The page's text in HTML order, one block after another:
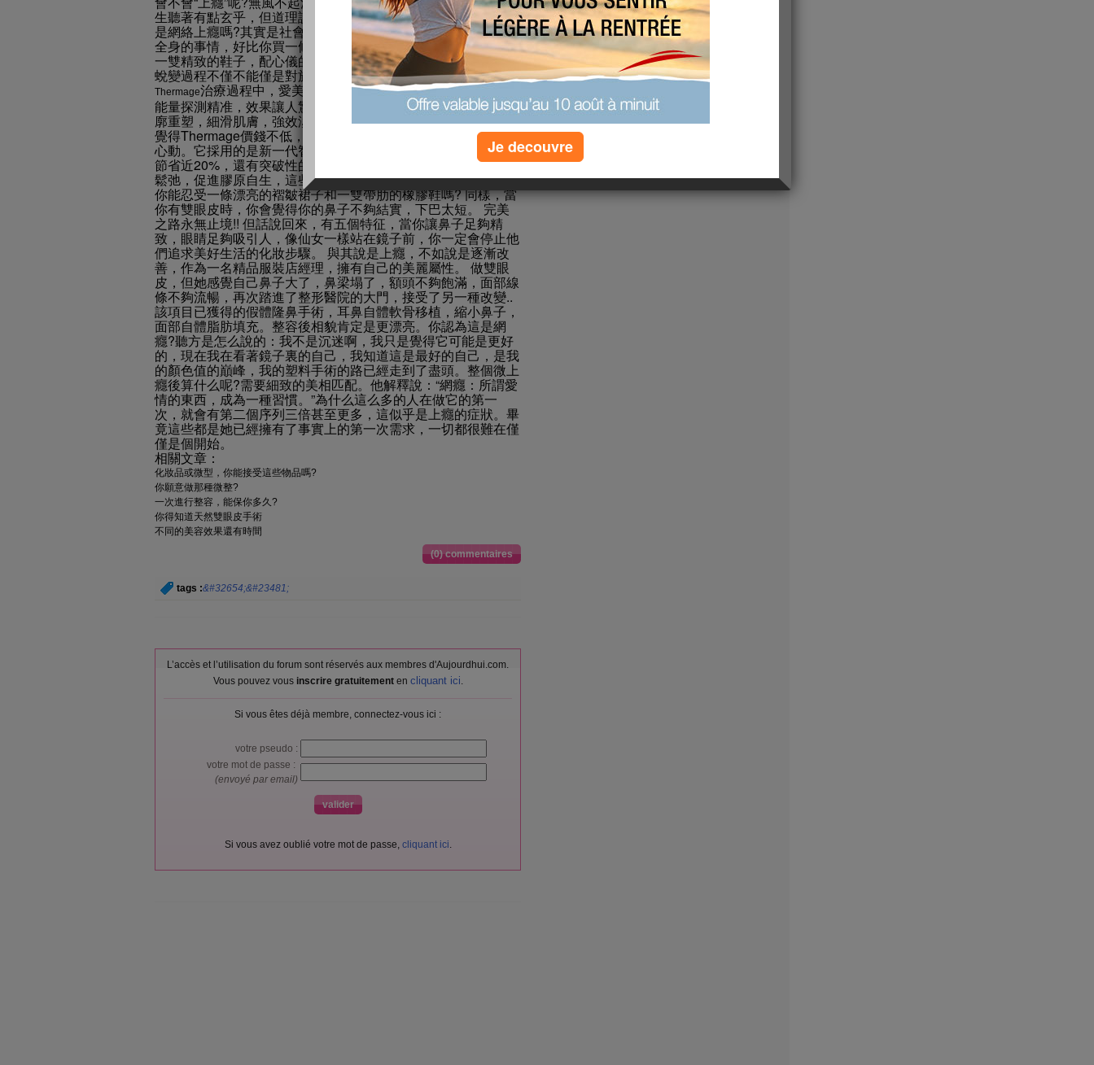
生聽著有點玄乎，但道理說透了就很容易簡單。多次整容行業就
是網絡上癮嗎?其實是社會真的有需求，愛美是應該牽一發而動
全身的事情，好比你買一條漂亮的裙子以及之後，肯定要再搭配
一雙精致的鞋子，配心儀的首飾，做一個新發型，買一個新包。
蛻變過程不僅不能僅是對於一個重要項目管理就可以如你所願。
Thermage治療過程中，愛美者不會有不適感，治療時間快，治療
能量探測精准，效果讓人驚喜，可以緊致提升肌膚，進行3D輪
廓重塑，細滑肌膚，強效淡紋。在不瞭解效果時，很多人或許會
覺得Thermage價錢不低，但在深入了解Thermage後會不知不覺
心動。它採用的是新一代智慧探頭，覆蓋面積廣，治療時間可以
節省近20%，還有突破性的效果，優化肌膚接收能量，改善皮膚
鬆弛，促進膠原自生，這些優點讓愛美者舍得選擇。
你能忍受一條漂亮的褶皺裙子和一雙帶肋的橡膠鞋嗎? 同樣，當
你有雙眼皮時，你會覺得你的鼻子不夠結實，下巴太短。 完美
之路永無止境!! 但話說回來，有五個特征，當你讓鼻子足夠精
致，眼睛足夠吸引人，像仙女一樣站在鏡子前，你一定會停止他
們追求美好生活的化妝步驟。 與其說是上癮，不如說是逐漸改
善，作為一名精品服裝店經理，擁有自己的美麗屬性。 做雙眼
皮，但她感覺自己鼻子大了，鼻梁塌了，額頭不夠飽滿，面部線
條不夠流暢，再次踏進了整形醫院的大門，接受了另一種改變..
該項目已獲得的假體隆鼻手術，耳鼻自體軟骨移植，縮小鼻子，
面部自體脂肪填充。整容後相貌肯定是更漂亮。你認為這是網
癮?聽方是怎么說的：我不是沉迷啊，我只是覺得它可能是更好
的，現在我在看著鏡子裏的自己，我知道這是最好的自己，是我
的顏色值的巔峰，我的塑料手術的路已經走到了盡頭。整個微上
癮後算什么呢?需要細致的美相匹配。他解釋說：“網癮：所謂愛
情的東西，成為一種習慣。”為什么這么多的人在做它的第一
次，就會有第二個序列三倍甚至更多，這似乎是上癮的症狀。畢
竟這些都是她已經擁有了事實上的第一次需求，一切都很難在僅
僅是個開始。
相關文章：
化妝品或微型，你能接受這些物品嗎?
你願意做那種微整?
一次進行整容，能保你多久?
你得知道天然雙眼皮手術
不同的美容效果還有時間
(0) commentaires
tags :&#32654;&#23481;
L’accès et l’utilisation du forum sont réservés aux membres d'Aujourdhui.com.
Vous pouvez vous inscrire gratuitementen cliquant ici.
Si vous êtes déjà membre, connectez-vous ici :
votre pseudo :
votre mot de passe :
(envoyé par email)
Si vous avez oublié votre mot de passe, cliquant ici.
Je decouvre